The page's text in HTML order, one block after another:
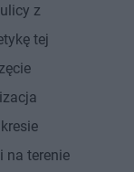
z
tej
na terenie